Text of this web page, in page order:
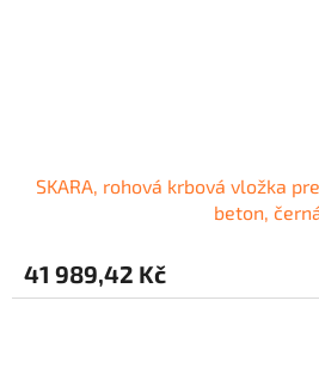
SKARA, rohová krbová vložka
beton,
41 989,42 Kč